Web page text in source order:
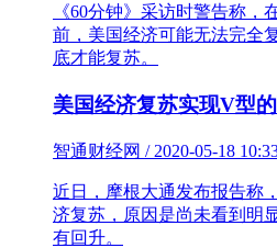
《60分钟》采访时警告称，
前，美国经济可能无法完全
底才能复苏。
美国经济复苏实现V型
智通财经网 / 2020-05-18
近日，摩根大通发布报告称
济复苏，原因是尚未看到明
有回升。